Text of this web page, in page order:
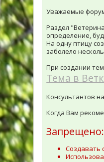
Уважаемые
Раздел
определение,
На одну птицу
заболело
При создании
Тема в
Консультантов
Когда Вам
Запрещено:
Создавать